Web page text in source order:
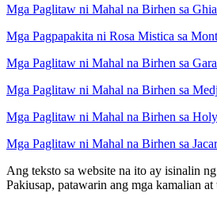
Mga Paglitaw ni Mahal na Birhen sa
Mga Pagpapakita ni Rosa Mistica sa
Mga Paglitaw ni Mahal na Birhen sa
Mga Paglitaw ni Mahal na Birhen sa
Mga Paglitaw ni Mahal na Birhen sa
Mga Paglitaw ni Mahal na Birhen sa
Ang teksto sa website na ito ay isinalin
Pakiusap, patawarin ang mga kamalian